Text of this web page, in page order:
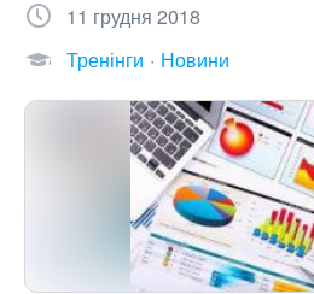
11 грудня 2018
Тренінги
Новини